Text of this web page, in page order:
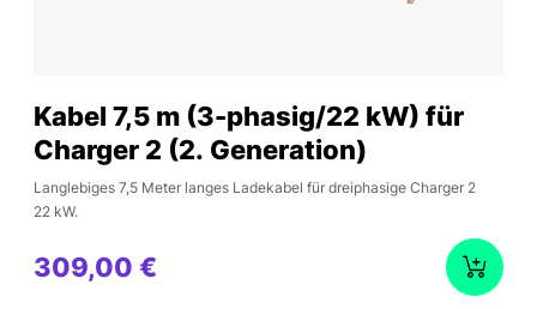
Kabel 7,5 m (3-phasig/22 kW) für
Charger 2 (2. Generation)
Langlebiges 7,5 Meter langes Ladekabel für dreiphasige Charger 2
22 kW.
309,00 €